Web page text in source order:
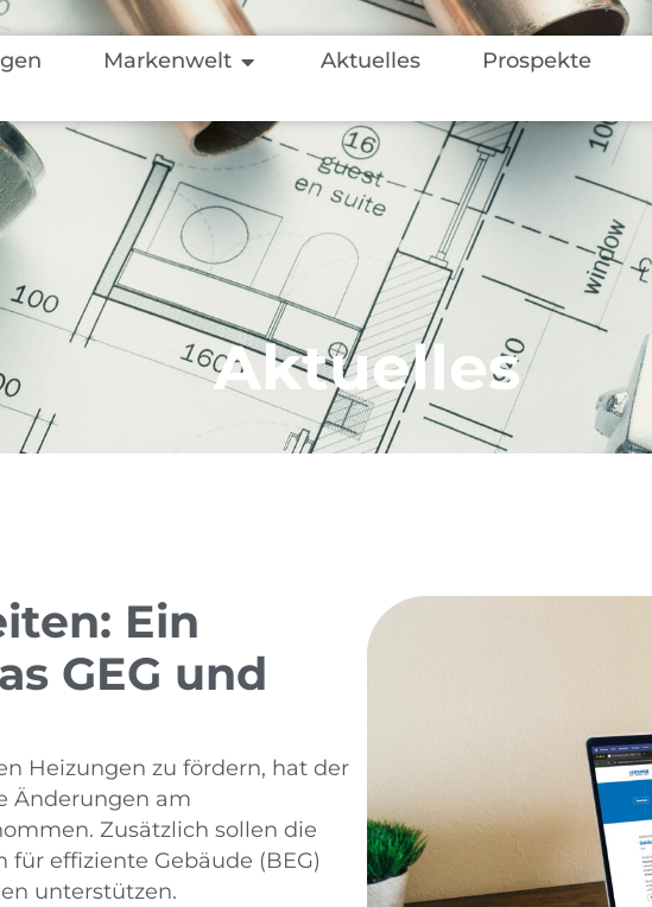
Markenwelt Aktuelles Prospekte
Aktuelles
Ein
GEG und
Heizungen zu fördern, hat der
Änderungen am
Zusätzlich sollen die
effiziente Gebäude (BEG)
unterstützen.